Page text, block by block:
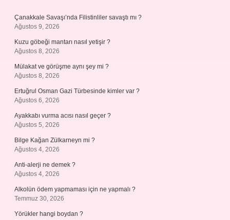
Çanakkale Savaşı’nda Filistinliler savaştı mı ?
Ağustos 9, 2026
Kuzu göbeği mantarı nasıl yetişir ?
Ağustos 8, 2026
Mülakat ve görüşme aynı şey mi ?
Ağustos 8, 2026
Ertuğrul Osman Gazi Türbesinde kimler var ?
Ağustos 6, 2026
Ayakkabı vurma acısı nasıl geçer ?
Ağustos 5, 2026
Bilge Kağan Zülkarneyn mi ?
Ağustos 4, 2026
Anti-alerji ne demek ?
Ağustos 4, 2026
Alkolün ödem yapmaması için ne yapmalı ?
Temmuz 30, 2026
Yörükler hangi boydan ?